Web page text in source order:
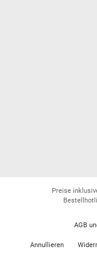
Preise
AGB
Annullieren